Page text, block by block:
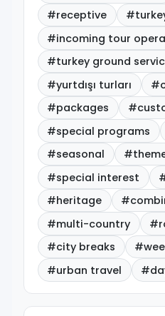
#receptive
#incoming tour
#turkey ground
#yurtdışı turları
#packages
#special programs
#seasonal
#special interest
#heritage
#multi-country
#city breaks
#urban travel